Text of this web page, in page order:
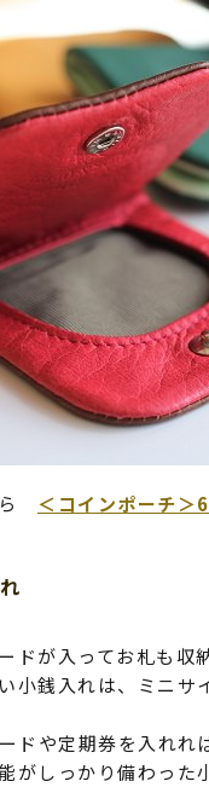
＜コインポーチ＞
ドが入ってお札も収
小銭入れは、ミニ
ドや定期券を入れれ
がしっかり備わっ